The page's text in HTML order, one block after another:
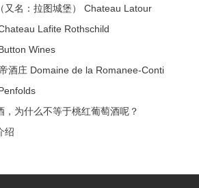
又名：拉图城堡） Chateau Latour
Lafite Rothschild
Wines
酒庄 Domaine de la Romanee-Conti
，为什么不等于桃红葡萄酒呢？
绍